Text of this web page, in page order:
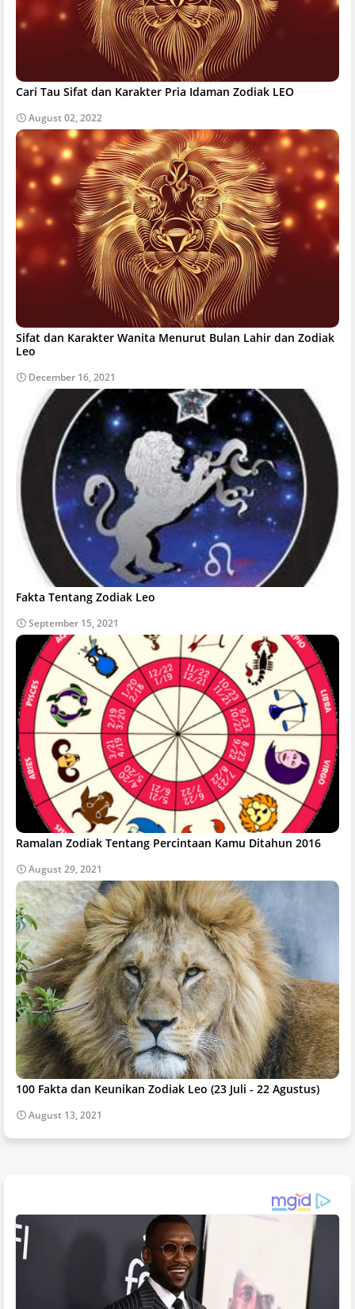
Cari Tau Sifat dan Karakter Pria Idaman Zodiak LEO
August 02, 2022
Sifat dan Karakter Wanita Menurut Bulan Lahir dan Zodiak
Leo
December 16, 2021
Fakta Tentang Zodiak Leo
September 15, 2021
Ramalan Zodiak Tentang Percintaan Kamu Ditahun 2016
August 29, 2021
100 Fakta dan Keunikan Zodiak Leo (23 Juli - 22 Agustus)
August 13, 2021